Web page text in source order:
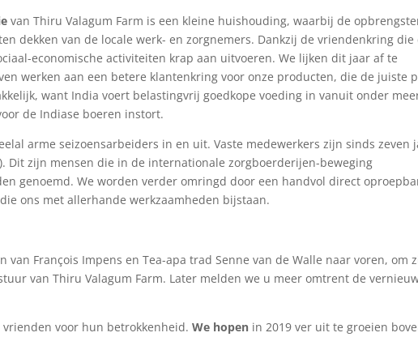
van Thiru Valagum Farm is een kleine huishouding, waarbij de
dekken van de locale werk- en zorgnemers. Dankzij de vriendenkring die
economische activiteiten krap aan uitvoeren. We lijken dit jaar af te
werken aan een betere klantenkring voor onze producten, die de juiste
want India voert belastingvrij goedkope voeding in vanuit onder
de Indiase boeren instort.
arme seizoensarbeiders in en uit. Vaste medewerkers zijn sinds zeven
Dit zijn mensen die in de internationale zorgboerderijen-beweging
genoemd. We worden verder omringd door een handvol direct
ons met allerhande werkzaamheden bijstaan.
François Impens en Tea-apa trad Senne van de Walle naar voren, om
van Thiru Valagum Farm. Later melden we u meer omtrent de
vrienden voor hun betrokkenheid.We hopen in 2019 ver uit te groeien